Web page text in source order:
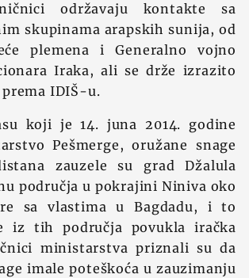
održavaju kontakte sa
skupinama arapskih sunija, od
plemena i Generalno vojno
Iraka, ali se drže izrazito
IDIŠ-u.
koji je 14. juna 2014. godine
Pešmerge, oružane snage
zauzele su grad Džalula
područja u pokrajini Niniva oko
sa vlastima u Bagdadu, i to
iz tih područja povukla iračka
ministarstva priznali su da
imale poteškoća u zauzimanju